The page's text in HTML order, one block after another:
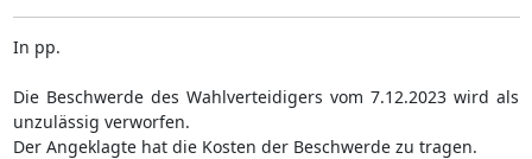
In pp.
Die Beschwerde des Wahlverteidigers vom 7.12.2023 wird als
unzulässig verworfen.
Der Angeklagte hat die Kosten der Beschwerde zu tragen.